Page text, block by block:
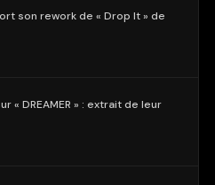
son rework de « Drop It » de
« DREAMER » : extrait de leur